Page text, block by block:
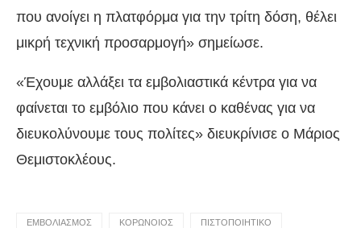
που ανοίγει η πλατφόρμα για την τρίτη δόση, θέλει
μικρή τεχνική προσαρμογή» σημείωσε.
«Έχουμε αλλάξει τα εμβολιαστικά κέντρα για να
φαίνεται το εμβόλιο που κάνει ο καθένας για να
διευκολύνουμε τους πολίτες» διευκρίνισε ο Μάριος
Θεμιστοκλέους.
ΕΜΒΟΛΙΑΣΜΟΣ ΚΟΡΩΝΟΙΟΣ ΠΙΣΤΟΠΟΙΗΤΙΚΟ